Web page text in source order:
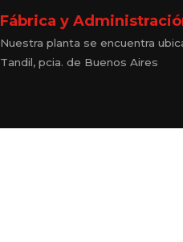
Fábrica y
Nuestra planta se encuentra
Tandil, pcia. de Buenos Aires